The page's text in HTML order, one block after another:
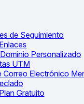
de Seguimiento
Personalizado
UTM
Correo Electrónico
Gratuito